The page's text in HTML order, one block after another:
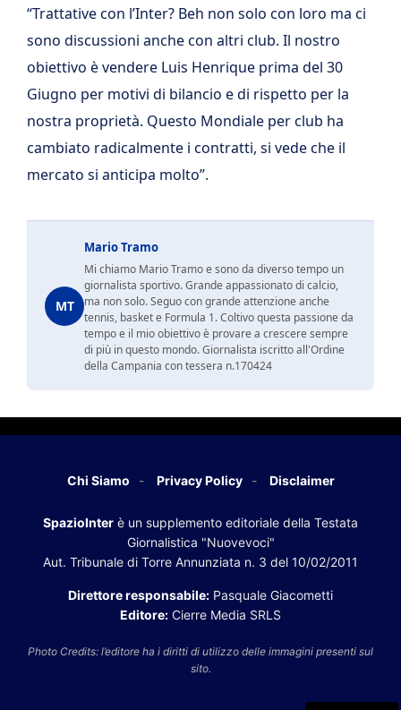
“Trattative con l’Inter? Beh non solo con loro ma ci
sono discussioni anche con altri club. Il nostro
obiettivo è vendere Luis Henrique prima del 30
Giugno per motivi di bilancio e di rispetto per la
nostra proprietà. Questo Mondiale per club ha
cambiato radicalmente i contratti, si vede che il
mercato si anticipa molto”.
MT
Mario Tramo
Mi chiamo Mario Tramo e sono da diverso tempo un
giornalista sportivo. Grande appassionato di calcio,
ma non solo. Seguo con grande attenzione anche
tennis, basket e Formula 1. Coltivo questa passione da
tempo e il mio obiettivo è provare a crescere sempre
di più in questo mondo. Giornalista iscritto all'Ordine
della Campania con tessera n.170424
Chi Siamo Privacy Policy Disclaimer
SpazioInter è un supplemento editoriale della Testata
Giornalistica "Nuovevoci"
Aut. Tribunale di Torre Annunziata n. 3 del 10/02/2011
Direttore responsabile: Pasquale Giacometti
Editore: Cierre Media SRLS
Photo Credits: l’editore ha i diritti di utilizzo delle immagini presenti sul
sito.